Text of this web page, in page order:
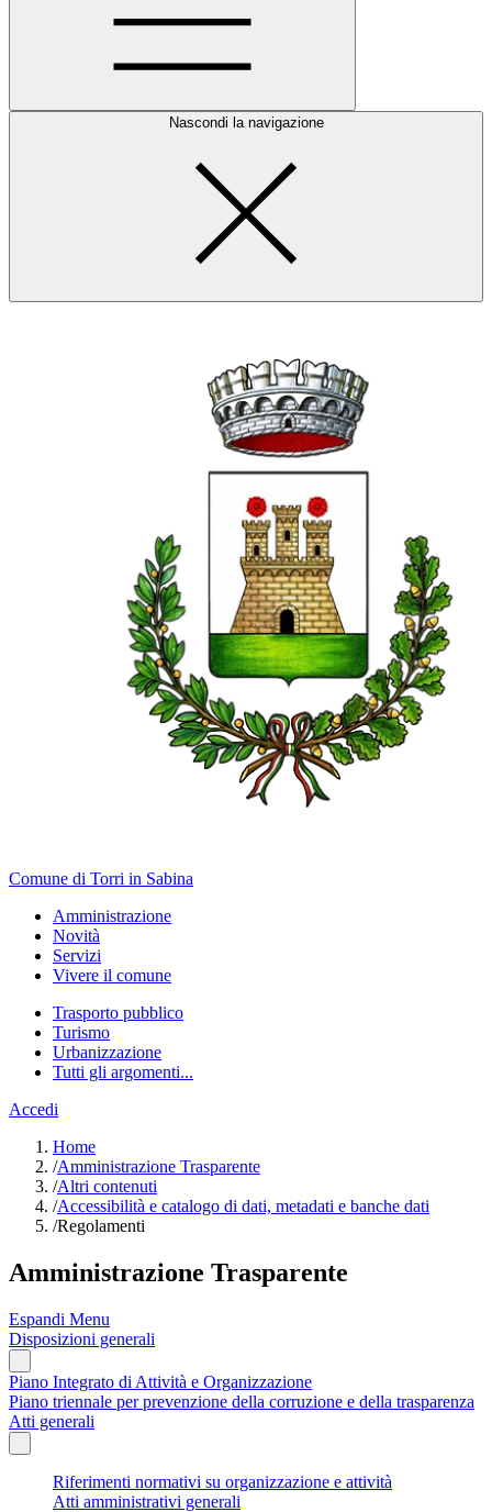
Nascondi la navigazione
Comune di Torri in Sabina
Amministrazione
Novità
Servizi
Vivere il comune
Trasporto pubblico
Turismo
Urbanizzazione
Tutti gli argomenti...
Accedi
Home
/Amministrazione Trasparente
/Altri contenuti
/Accessibilità e catalogo di dati, metadati e banche dati
/Regolamenti
Amministrazione Trasparente
Espandi Menu
Disposizioni generali
Piano Integrato di Attività e Organizzazione
Piano triennale per prevenzione della corruzione e della trasparenza
Atti generali
Riferimenti normativi su organizzazione e attività
Atti amministrativi generali